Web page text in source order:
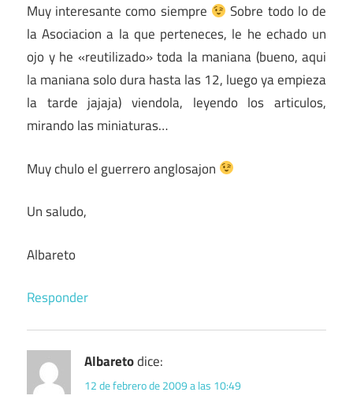
Muy interesante como siempre
Sobre todo lo de
la Asociacion a la que perteneces, le he echado un
ojo y he «reutilizado» toda la maniana (bueno, aqui
la maniana solo dura hasta las 12, luego ya empieza
la tarde jajaja) viendola, leyendo los articulos,
mirando las miniaturas…
Muy chulo el guerrero anglosajon
Un saludo,
Albareto
Responder
Albaretodice:
12 de febrero de 2009 a las 10:49